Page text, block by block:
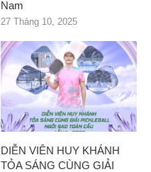
Nam
27 Tháng 10, 2025
DIỄN VIÊN HUY KHÁNH
TỎA SÁNG CÙNG GIẢI